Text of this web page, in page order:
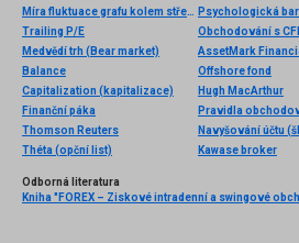
Míra fluktuace grafu kolem střední hodnoty
Trailing P/E
Medvědí trh (Bear market)
Balance
Capitalization (kapitalizace)
Finanční páka
Thomson Reuters
Théta (opční list)
Psychologická
Obchodování s
AssetMark
Offshore fond
Hugh MacArthur
Pravidla
Navyšování účtu
Kawase broker
Odborná literatura